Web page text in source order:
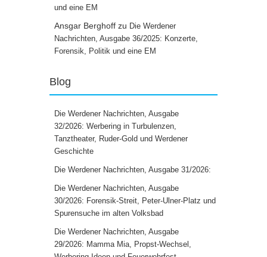
und eine EM
Ansgar Berghoff zu Die Werdener
Nachrichten, Ausgabe 36/2025: Konzerte,
Forensik, Politik und eine EM
Blog
Die Werdener Nachrichten, Ausgabe
32/2026: Werbering in Turbulenzen,
Tanztheater, Ruder-Gold und Werdener
Geschichte
Die Werdener Nachrichten, Ausgabe 31/2026:
Die Werdener Nachrichten, Ausgabe
30/2026: Forensik-Streit, Peter-Ulner-Platz und
Spurensuche im alten Volksbad
Die Werdener Nachrichten, Ausgabe
29/2026: Mamma Mia, Propst-Wechsel,